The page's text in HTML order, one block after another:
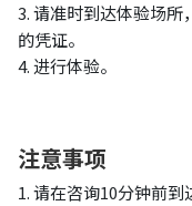
3. 请准时到达体验场
的凭证。
4. 进行体验。
注意事项
1. 请在咨询10分钟前到